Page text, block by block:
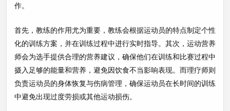
作。
首先，教练的作用尤为重要，教练会根据运动员的特点制定个性
化的训练方案，并在训练过程中进行实时指导。其次，运动营养
师会为选手提供合理的营养建议，确保他们在训练和比赛过程中
摄入足够的能量和营养，避免因饮食不当影响表现。而理疗师则
负责运动员的身体恢复与伤病管理，确保运动员在长时间的训练
中避免出现过度劳损或其他运动损伤。